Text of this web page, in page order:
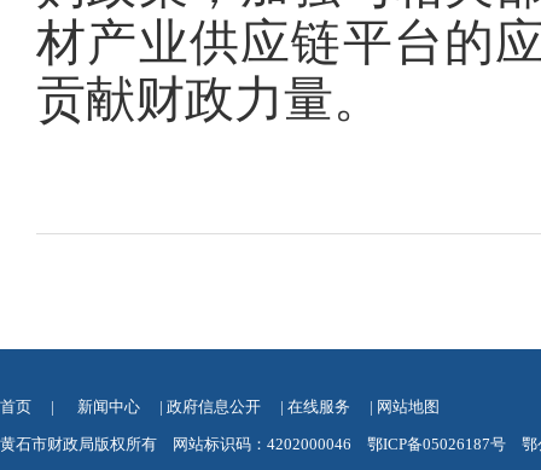
材产业供应链平台的
贡献财政力量。
首页 | 新闻中心 | 政府信息公开 | 在线服务 | 网站地图
黄石市财政局版权所有 网站标识码：4202000046 鄂ICP备05026187号 鄂